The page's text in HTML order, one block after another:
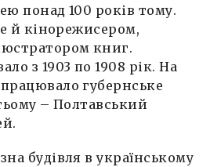
понад 100 років тому.
й кінорежисером,
книг.
з 1903 по 1908 рік. На
губернське
– Полтавський
будівля в українському